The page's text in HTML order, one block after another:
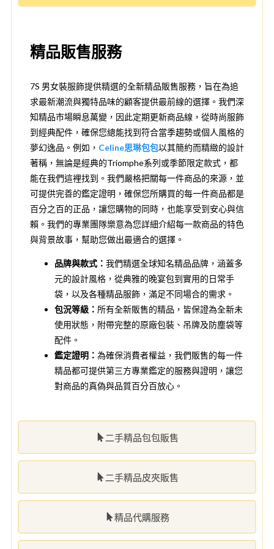
二手精品包包販售
二手精品皮夾販售
精品代購服務
精品販售服務
7S 男女裝服飾提供精選的全新精品販售服務，旨在為追
求最新潮流與獨特品味的顧客提供最前線的選擇。我們深
知精品市場瞬息萬變，因此定期更新商品線，從時尚服飾
到經典配件，確保您總能找到符合當季趨勢或個人風格的
夢幻逸品。例如， Celine思琳包包以其簡約而精緻的設計
著稱，無論是經典的Triomphe系列或季節限定款式，都
能在我們這裡找到。我們嚴格把關每一件商品的來源，並
可提供完善的鑑定證明，確保您所購買的每一件商品都是
百分之百的正品，讓您購物的同時，也能享受到安心與信
賴。我們的專業團隊樂意為您詳細介紹每一款商品的特色
與背景故事，幫助您做出最適合的選擇。
品牌與款式： 我們精選全球知名精品品牌，涵蓋多
元的設計風格，從典雅的晚宴包到實用的日常手
袋，以及各種精品服飾，滿足不同場合的需求。
包況等級： 所有全新販售的精品，皆保證為全新未
使用狀態，附帶完整的原廠包裝、吊牌及防塵袋等
配件。
鑑定證明： 為確保消費者權益，我們販售的每一件
精品都可提供第三方專業鑑定的服務與證明，讓您
對商品的真偽與品質百分百放心。